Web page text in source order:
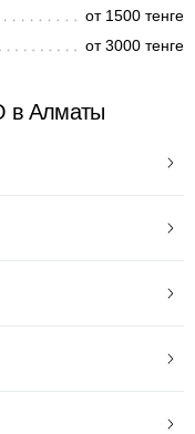
от 1500 тенге
от 3000 тенге
в Алматы